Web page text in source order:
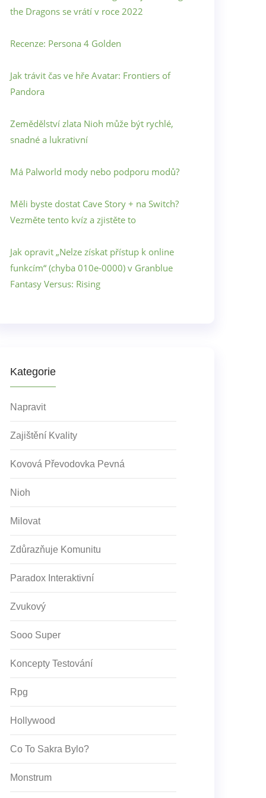
the Dragons se vrátí v roce 2022
Recenze: Persona 4 Golden
Jak trávit čas ve hře Avatar: Frontiers of
Pandora
Zemědělství zlata Nioh může být rychlé,
snadné a lukrativní
Má Palworld mody nebo podporu modů?
Měli byste dostat Cave Story + na Switch?
Vezměte tento kvíz a zjistěte to
Jak opravit „Nelze získat přístup k online
funkcím“ (chyba 010e-0000) v Granblue
Fantasy Versus: Rising
Kategorie
Napravit
Zajištění Kvality
Kovová Převodovka Pevná
Nioh
Milovat
Zdůrazňuje Komunitu
Paradox Interaktivní
Zvukový
Sooo Super
Koncepty Testování
Rpg
Hollywood
Co To Sakra Bylo?
Monstrum